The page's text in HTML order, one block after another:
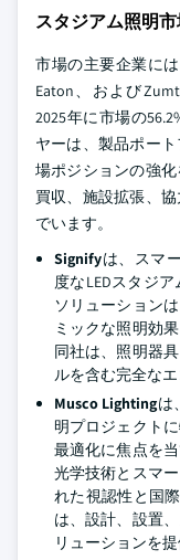
スタジアム照明
市場の主要企業には
Eaton、および
2025年に市場の
ヤーは、製品ポー
場ポジションの強
買収、施設拡張、
でいます。
Signifyは、スマ
度なLEDスタジ
ソリューション
ミックな照明効
同社は、照明器
ルを含む完全な
Musco Lightingは
明プロジェクト
最適化に焦点を
光学技術とスマ
れた視認性と国
は、設計、設置
リューションを提